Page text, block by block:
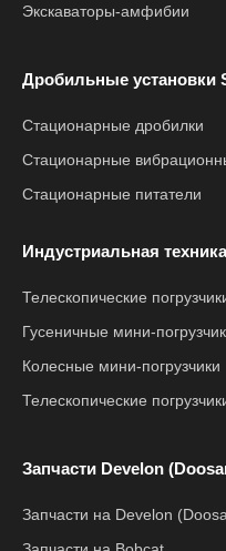
Экскаваторы-амфибии
Дробильные установки
Стационарные дробилки
Стационарные
Стационарные питатели
Индустриальная техника
Телескопические
Гусеничные мини-
Колесные мини-погрузчики
Телескопические
Запчасти Develon
Запчасти на Develon